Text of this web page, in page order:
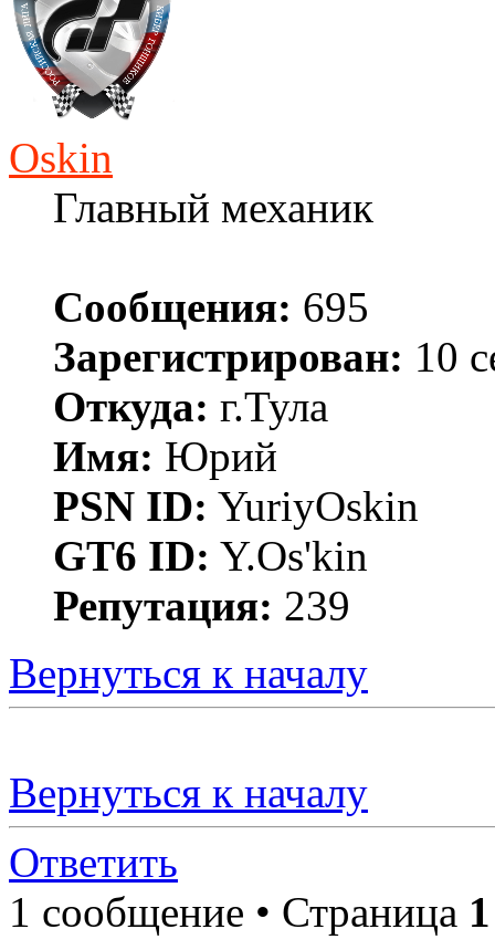
Oskin
Главный механик
Сообщения: 695
Зарегистрирован: 10
Откуда: г.Тула
Имя: Юрий
PSN ID: YuriyOskin
GT6 ID: Y.Os'kin
Репутация: 239
Вернуться к началу
Вернуться к началу
Ответить
1 сообщение • Страница 1